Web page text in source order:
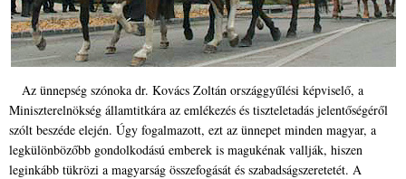
Az ünnepség szónoka dr. Kovács Zoltán országgyűlési képviselő, a
Miniszterelnökség államtitkára az emlékezés és tiszteletadás jelentőségéről
szólt beszéde elején. Úgy fogalmazott, ezt az ünnepet minden magyar, a
legkülönbözőbb gondolkodású emberek is magukénak vallják, hiszen
leginkább tükrözi a magyarság összefogását és szabadságszeretetét. A